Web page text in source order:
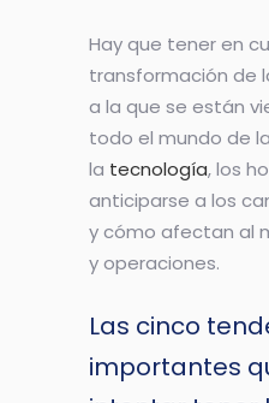
Hay que tener en
transformación de
a la que se están
todo el mundo de
la tecnología, los
anticiparse a los
y cómo afectan al
y operaciones.
Las cinco
importantes